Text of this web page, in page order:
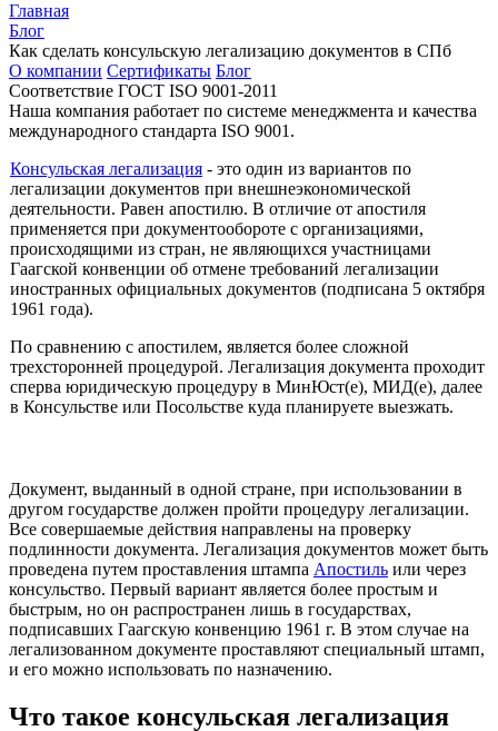
Главная
Блог
Как сделать консульскую легализацию документов в СПб
О компании Сертификаты Блог
Соответствие ГОСТ ISO 9001-2011
Наша компания работает по системе менеджмента и качества
международного стандарта ISO 9001.
Консульская легализация - это один из вариантов по
легализации документов при внешнеэкономической
деятельности. Равен апостилю. В отличие от апостиля
применяется при документообороте с организациями,
происходящими из стран, не являющихся участницами
Гаагской конвенции об отмене требований легализации
иностранных официальных документов (подписана 5 октября
1961 года).
По сравнению с апостилем, является более сложной
трехсторонней процедурой. Легализация документа проходит
сперва юридическую процедуру в МинЮст(е), МИД(е), далее
в Консульстве или Посольстве куда планируете выезжать.
Документ, выданный в одной стране, при использовании в
другом государстве должен пройти процедуру легализации.
Все совершаемые действия направлены на проверку
подлинности документа. Легализация документов может быть
проведена путем проставления штампа Апостиль или через
консульство. Первый вариант является более простым и
быстрым, но он распространен лишь в государствах,
подписавших Гаагскую конвенцию 1961 г. В этом случае на
легализованном документе проставляют специальный штамп,
и его можно использовать по назначению.
Что такое консульская легализация